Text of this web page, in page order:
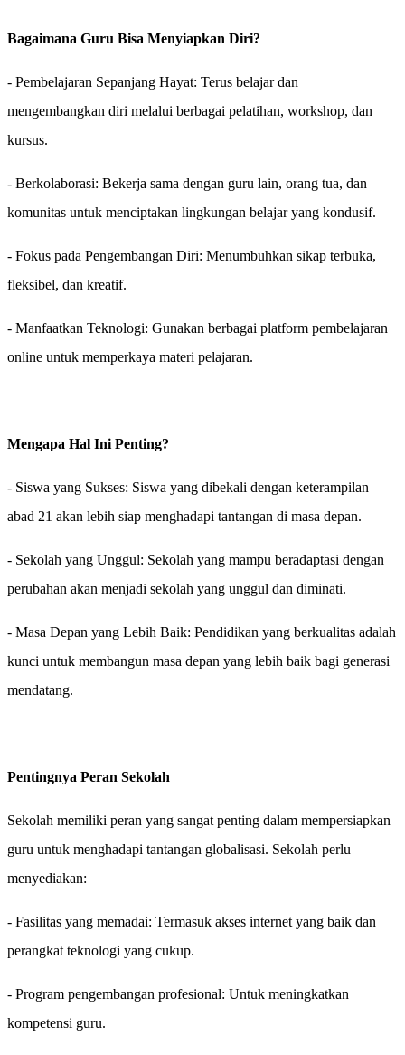
Bagaimana Guru Bisa Menyiapkan Diri?
- Pembelajaran Sepanjang Hayat: Terus belajar dan
mengembangkan diri melalui berbagai pelatihan, workshop, dan
kursus.
- Berkolaborasi: Bekerja sama dengan guru lain, orang tua, dan
komunitas untuk menciptakan lingkungan belajar yang kondusif.
- Fokus pada Pengembangan Diri: Menumbuhkan sikap terbuka,
fleksibel, dan kreatif.
- Manfaatkan Teknologi: Gunakan berbagai platform pembelajaran
online untuk memperkaya materi pelajaran.
Mengapa Hal Ini Penting?
- Siswa yang Sukses: Siswa yang dibekali dengan keterampilan
abad 21 akan lebih siap menghadapi tantangan di masa depan.
- Sekolah yang Unggul: Sekolah yang mampu beradaptasi dengan
perubahan akan menjadi sekolah yang unggul dan diminati.
- Masa Depan yang Lebih Baik: Pendidikan yang berkualitas adalah
kunci untuk membangun masa depan yang lebih baik bagi generasi
mendatang.
Pentingnya Peran Sekolah
Sekolah memiliki peran yang sangat penting dalam mempersiapkan
guru untuk menghadapi tantangan globalisasi. Sekolah perlu
menyediakan:
- Fasilitas yang memadai: Termasuk akses internet yang baik dan
perangkat teknologi yang cukup.
- Program pengembangan profesional: Untuk meningkatkan
kompetensi guru.